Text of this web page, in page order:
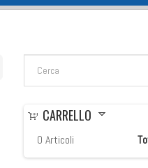
FORM DI RICERCA
CARRELLO
0 Articoli